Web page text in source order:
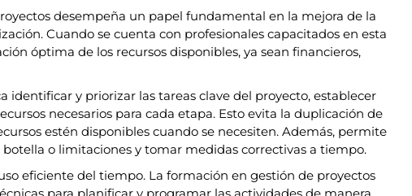
desempeña un papel fundamental en la mejora de la
Cuando se cuenta con profesionales capacitados en esta
óptima de los recursos disponibles, ya sean financieros,
identificar y priorizar las tareas clave del proyecto, establecer
necesarios para cada etapa. Esto evita la duplicación de
estén disponibles cuando se necesiten. Además, permite
o limitaciones y tomar medidas correctivas a tiempo.
eficiente del tiempo. La formación en gestión de proyectos